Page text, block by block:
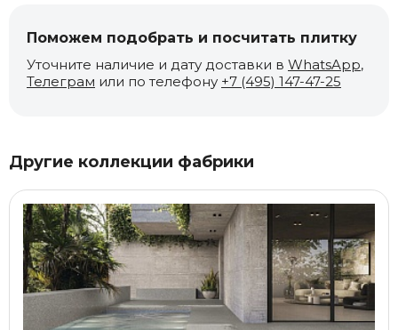
Поможем подобрать и посчитать плитку
Уточните наличие и дату доставки в WhatsApp,
Телеграм или по телефону +7 (495) 147-47-25
Другие коллекции фабрики